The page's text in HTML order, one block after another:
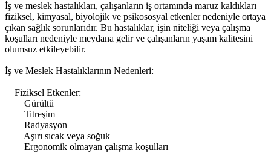
İş ve meslek hastalıkları, çalışanların iş ortamında maruz kaldıkları
fiziksel, kimyasal, biyolojik ve psikososyal etkenler nedeniyle ortaya
çıkan sağlık sorunlarıdır. Bu hastalıklar, işin niteliği veya çalışma
koşulları nedeniyle meydana gelir ve çalışanların yaşam kalitesini
olumsuz etkileyebilir.
İş ve Meslek Hastalıklarının Nedenleri:
Fiziksel Etkenler:
Gürültü
Titreşim
Radyasyon
Aşırı sıcak veya soğuk
Ergonomik olmayan çalışma koşulları